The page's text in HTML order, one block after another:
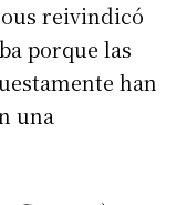
reivindicó
porque las
han
una